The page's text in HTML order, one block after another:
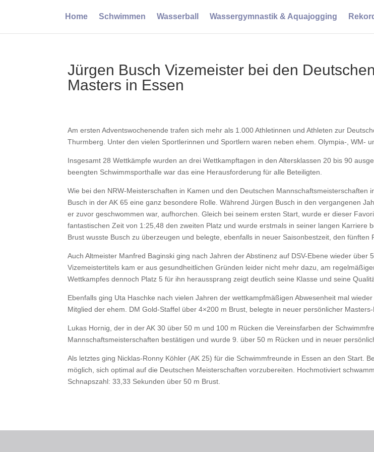
Home Schwimmen Wasserball Wassergymnastik & Aquajogging
Jürgen Busch Vizemeister bei den
Masters in Essen
Am ersten Adventswochenende trafen sich mehr als 1.000 Athletinnen und Athleten zur
Thurmberg. Unter den vielen Sportlerinnen und Sportlern waren neben ehem. Olympia-, WM-
Insgesamt 28 Wettkämpfe wurden an drei Wettkampftagen in den Altersklassen 20 bis 90
beengten Schwimmsporthalle war das eine Herausforderung für alle Beteiligten.
Wie bei den NRW-Meisterschaften in Kamen und den Deutschen
Busch in der AK 65 eine ganz besondere Rolle. Während Jürgen Busch in den vergangenen
er zuvor geschwommen war, aufhorchen. Gleich bei seinem ersten Start, wurde er dieser
fantastischen Zeit von 1:25,48 den zweiten Platz und wurde erstmals in seiner langen Karriere
Brust wusste Busch zu überzeugen und belegte, ebenfalls in neuer Saisonbestzeit, den fünften
Auch Altmeister Manfred Baginski ging nach Jahren der Abstinenz auf DSV-Ebene wieder
Vizemeistertitels kam er aus gesundheitlichen Gründen leider nicht mehr dazu, am
Wettkampfes dennoch Platz 5 für ihn heraussprang zeigt deutlich seine Klasse und seine
Ebenfalls ging Uta Haschke nach vielen Jahren der wettkampfmäßigen Abwesenheit mal
Mitglied der ehem. DM Gold-Staffel über 4×200 m Brust, belegte in neuer persönlicher
Lukas Hornig, der in der AK 30 über 50 m und 100 m Rücken die Vereinsfarben der
Mannschaftsmeisterschaften bestätigen und wurde 9. über 50 m Rücken und in neuer
Als letztes ging Nicklas-Ronny Köhler (AK 25) für die Schwimmfreunde in Essen an den Start.
möglich, sich optimal auf die Deutschen Meisterschaften vorzubereiten. Hochmotiviert
Schnapszahl: 33,33 Sekunden über 50 m Brust.